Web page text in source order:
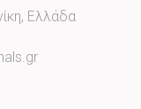
Ελλάδα